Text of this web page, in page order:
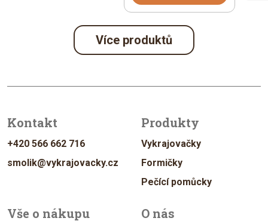
Více produktů
Kontakt
+420 566 662 716
smolik@vykrajovacky.cz
Produkty
Vykrajovačky
Formičky
Pečící pomůcky
Vše o nákupu O nás